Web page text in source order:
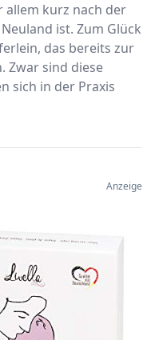
allem kurz nach der
ist. Zum Glück
das bereits zur
Zwar sind diese
sich in der Praxis
Anzeige